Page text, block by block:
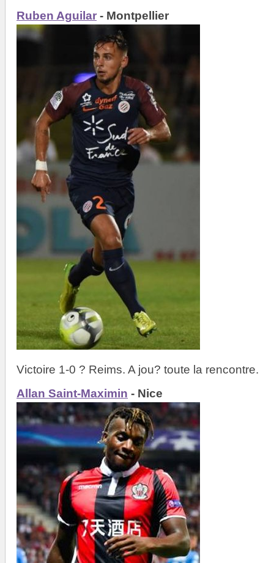
Ruben Aguilar - Montpellier
Victoire 1-0 ? Reims. A jou? toute la rencontre.
Allan Saint-Maximin - Nice